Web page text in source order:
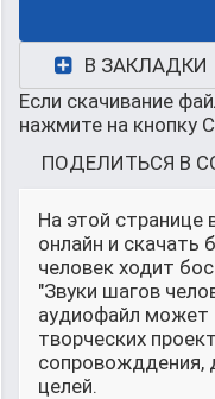
В ЗАКЛАДКИ
Если скачивание
нажмите на кнопку
ПОДЕЛИТЬСЯ В
На этой
онлайн и скачать
человек ходит
"Звуки шагов
аудиофайл может
творческих
сопровожддения,
целей.